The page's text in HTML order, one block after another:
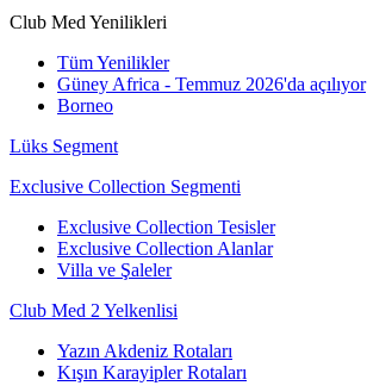
Club Med Yenilikleri
Tüm Yenilikler
Güney Africa - Temmuz 2026'da açılıyor
Borneo
Lüks Segment
Exclusive Collection Segmenti
Exclusive Collection Tesisler
Exclusive Collection Alanlar
Villa ve Şaleler
Club Med 2 Yelkenlisi
Yazın Akdeniz Rotaları
Kışın Karayipler Rotaları